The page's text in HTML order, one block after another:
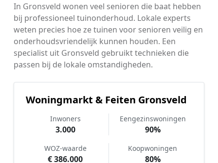
In Gronsveld wonen veel senioren die baat hebben
bij professioneel tuinonderhoud. Lokale experts
weten precies hoe ze tuinen voor senioren veilig en
onderhoudsvriendelijk kunnen houden. Een
specialist uit Gronsveld gebruikt technieken die
passen bij de lokale omstandigheden.
Woningmarkt & Feiten Gronsveld
Inwoners
3.000
Eengezinswoningen
90%
WOZ-waarde
€ 386.000
Koopwoningen
80%